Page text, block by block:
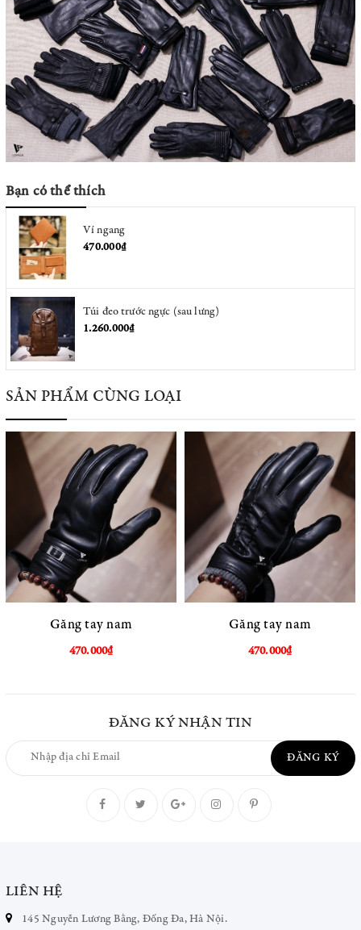
Bạn có thể thích
Ví ngang
470.000₫
Túi đeo trước ngực (sau lưng)
1.260.000₫
SẢN PHẨM CÙNG LOẠI
Găng tay nam
470.000₫
Găng tay nam
470.000₫
ĐĂNG KÝ NHẬN TIN
ĐĂNG KÝ
LIÊN HỆ
145 Nguyễn Lương Bằng, Đống Đa, Hà Nội.